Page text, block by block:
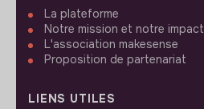
La plateforme
Notre mission et notre impact
L'association makesense
Proposition de partenariat
LIENS UTILES